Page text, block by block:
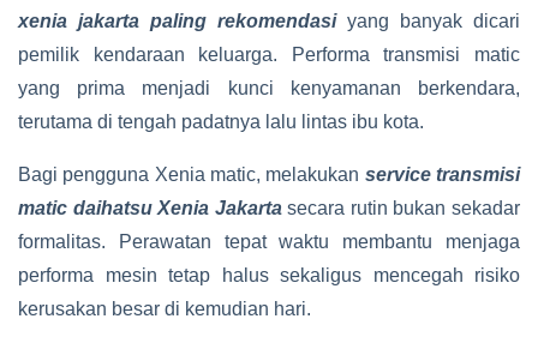
xenia jakarta paling rekomendasiyang banyak dicari
pemilik kendaraan keluarga. Performa transmisi matic
yang prima menjadi kunci kenyamanan berkendara,
terutama di tengah padatnya lalu lintas ibu kota.
Bagi pengguna Xenia matic, melakukan service transmisi
matic daihatsu Xenia Jakartasecara rutin bukan sekadar
formalitas. Perawatan tepat waktu membantu menjaga
performa mesin tetap halus sekaligus mencegah risiko
kerusakan besar di kemudian hari.